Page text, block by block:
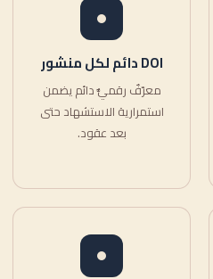
DOI دائم لكل منشور
معرّفٌ رقميٌّ دائم يضمن
استمرارية الاستشهاد حتى
بعد عقود.